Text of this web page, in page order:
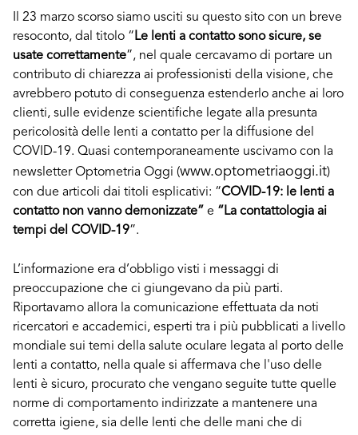
Il 23 marzo scorso siamo usciti su questo sito con un breve
resoconto, dal titolo “ Le lenti a contatto sono sicure, se
usate correttamente”, nel quale cercavamo di portare un
contributo di chiarezza ai professionisti della visione, che
avrebbero potuto di conseguenza estenderlo anche ai loro
clienti, sulle evidenze scientifiche legate alla presunta
pericolosità delle lenti a contatto per la diffusione del
COVID-19. Quasi contemporaneamente uscivamo con la
newsletter Optometria Oggi (www.optometriaoggi.it)
con due articoli dai titoli esplicativi: “COVID-19: le lenti a
contatto non vanno demonizzate” e “La contattologia ai
tempi del COVID-19”.
L’informazione era d’obbligo visti i messaggi di
preoccupazione che ci giungevano da più parti.
Riportavamo allora la comunicazione effettuata da noti
ricercatori e accademici, esperti tra i più pubblicati a livello
mondiale sui temi della salute oculare legata al porto delle
lenti a contatto, nella quale si affermava che l'uso delle
lenti è sicuro, procurato che vengano seguite tutte quelle
norme di comportamento indirizzate a mantenere una
corretta igiene, sia delle lenti che delle mani che di